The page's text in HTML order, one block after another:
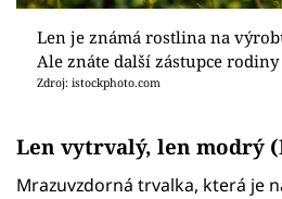
Len je známá rostlina na
Ale znáte další zástupce
Zdroj: istockphoto.com
Len vytrvalý, len modrý
Mrazuvzdorná trvalka, která je